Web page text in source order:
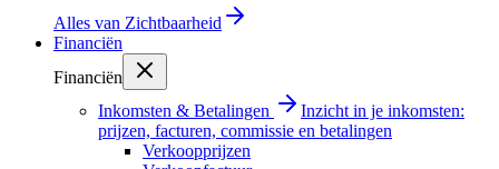
Alles van Zichtbaarheid
Financiën
Financiën
Inkomsten & Betalingen
Inzicht in je inkomsten:
prijzen, facturen, commissie en betalingen
Verkoopprijzen